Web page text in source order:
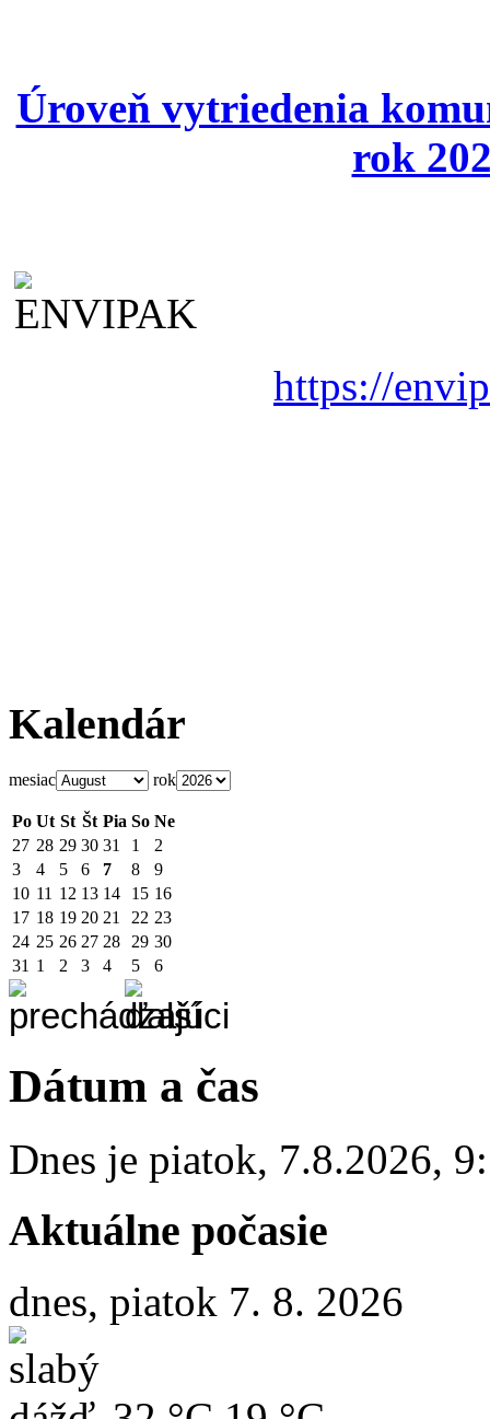
Úroveň vytriedenia
rok
https://
Kalendár
mesiac rok
Po Ut St Št Pia So Ne
27 28 29 30 31 1
2
3
4 5 6 7 8
9
10 11 12 13 14 15 16
17 18 19 20 21 22 23
24 25 26 27 28 29 30
31 1 2 3 4 5 6
Dátum a čas
Dnes je piatok, 7.8.2026,
Aktuálne počasie
dnes, piatok 7. 8. 2026